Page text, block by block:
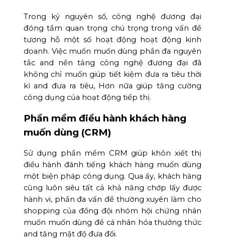
Trong kỷ nguyên số, công nghệ đương đại
đóng tầm quan trọng chú trọng trong vấn đề
tương hỗ một số hoạt động hoạt động kinh
doanh. Việc muốn muốn dùng phần đa nguyên
tắc and nền tảng công nghệ đương đại đã
không chỉ muốn giúp tiết kiệm đưa ra tiêu thời
kì and đưa ra tiêu, Hơn nữa giúp tăng cường
công dụng của hoạt động tiếp thị.
Phần mềm điều hành khách hàng
muốn dùng (CRM)
Sử dụng phần mềm CRM giúp khôn xiết thị
điều hành đánh tiếng khách hàng muốn dùng
một biện pháp công dụng. Qua ấy, khách hàng
cũng luôn siêu tất cả khả năng chớp lấy được
hành vi, phần đa vấn đề thường xuyên làm cho
shopping của đồng đội nhóm hội chứng nhân
muốn muốn dùng để cá nhân hóa thưởng thức
and tăng mật độ đưa đổi.